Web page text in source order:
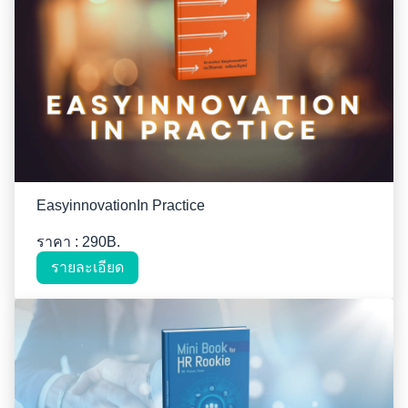
EasyinnovationIn Practice
ราคา : 290B.
รายละเอียด